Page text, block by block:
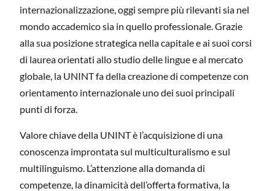
internazionalizzazione, oggi sempre più rilevanti sia nel
mondo accademico sia in quello professionale. Grazie
alla sua posizione strategica nella capitale e ai suoi corsi
di laurea orientati allo studio delle lingue e al mercato
globale, la UNINT fa della creazione di competenze con
orientamento internazionale uno dei suoi principali
punti di forza.
Valore chiave della UNINT è l’acquisizione di una
conoscenza improntata sul multiculturalismo e sul
multilinguismo. L’attenzione alla domanda di
competenze, la dinamicità dell’offerta formativa, la